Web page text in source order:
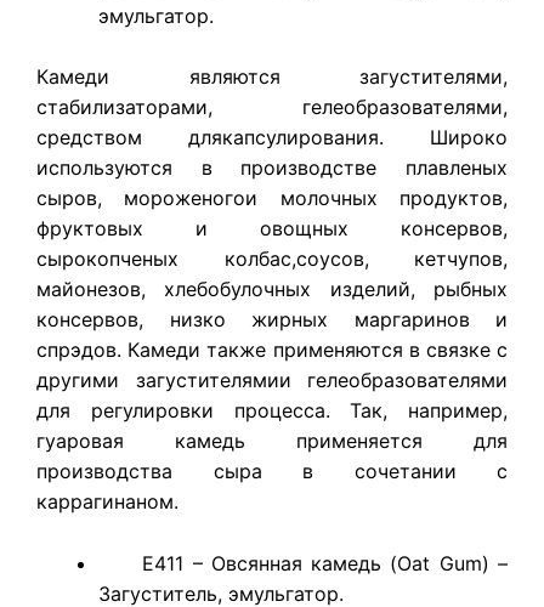
эмульгатор.
​Камеди являются загустителями,
стабилизаторами, гелеобразователями,
средством длякапсулирования. Широко
используются в производстве плавленых
сыров, мороженогои молочных продуктов,
фруктовых и овощных консервов,
сырокопченых колбас,соусов, кетчупов,
майонезов, хлебобулочных изделий, рыбных
консервов, низко жирных маргаринов и
спрэдов. Камеди также применяются в связке с
другими загустителямии гелеобразователями
для регулировки процесса. Так, например,
гуаровая камедь применяется для
производства сыра в сочетании с
каррагинаном.
E411 – Овсянная камедь (Oat Gum) –
Загуститель, эмульгатор.